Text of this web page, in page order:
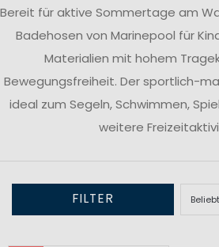
Bereit für aktive Sommertage am
Badehosen von Marinepool für
Materialien mit hohem
Bewegungsfreiheit. Der sportlich-
ideal zum Segeln, Schwimmen,
weitere
FILTER